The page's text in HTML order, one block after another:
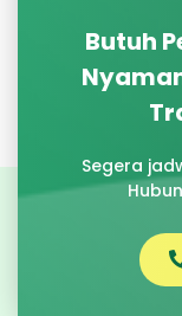
Butuh
Segera